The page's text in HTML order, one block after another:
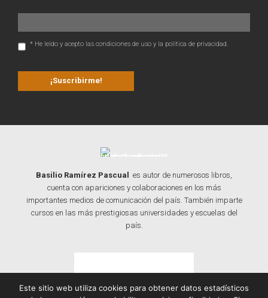
* He leído y acepto las condiciones de uso y la política de privacidad.
Basilio Ramírez Pascual
es autor de numerosos libros,
cuenta con apariciones y colaboraciones en los más
importantes medios de comunicación del país. También imparte
cursos en las más prestigiosas universidades y escuelas del
país.
Este sitio web utiliza cookies para obtener datos estadísticos